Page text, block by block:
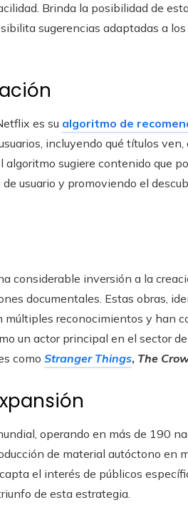
Brinda la posibilidad de
sugerencias adaptadas a
es su algoritmo de
incluyendo qué títulos
sugiere contenido que
usuario y promoviendo el
considerable inversión a la
documentales. Estas obras,
múltiples reconocimientos y han
un actor principal en el sector
como Stranger Things, The
operando en más de 190
de material autóctono en
el interés de públicos
de esta estrategia.